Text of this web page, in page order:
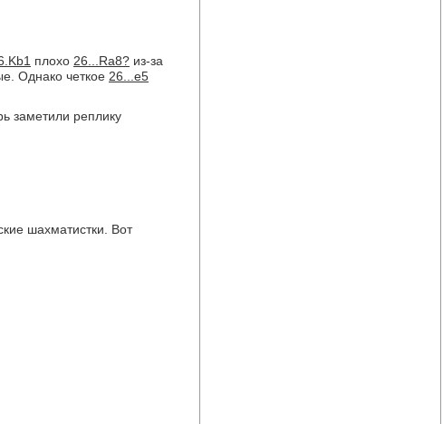
плохо 26...Ra8? из-за
Однако четкое 26...e5
заметили реплику
шахматистки. Вот